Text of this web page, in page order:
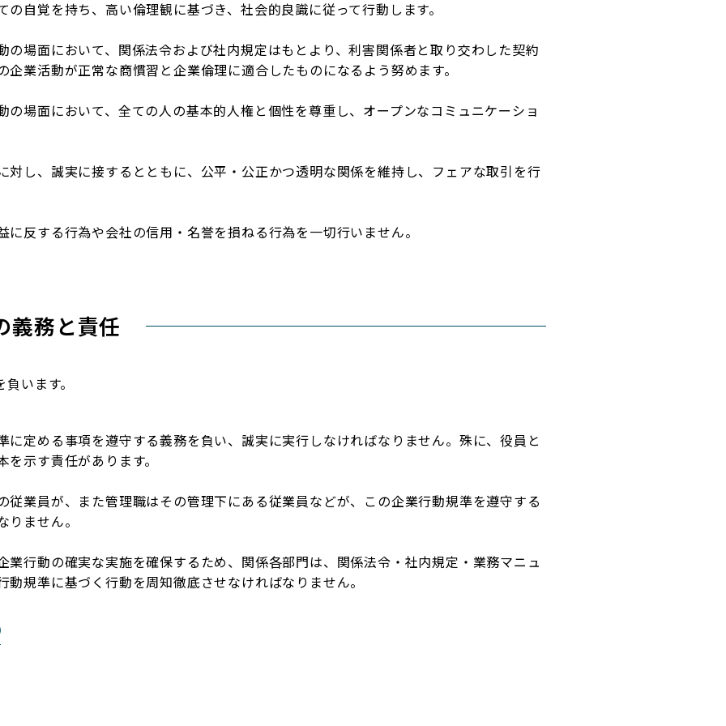
自覚を持ち、高い倫理観に基づき、社会的良識に従って行動します。
の場面において、関係法令および社内規定はもとより、利害関係者と取り交わした契約
業活動が正常な商慣習と企業倫理に適合したものになるよう努めます。
の場面において、全ての人の基本的人権と個性を尊重し、オープンなコミュニケーショ
対し、誠実に接するとともに、公平・公正かつ透明な関係を維持し、フェアな取引を行
に反する行為や会社の信用・名誉を損ねる行為を一切行いません。
義務と責任
います。
に定める事項を遵守する義務を負い、誠実に実行しなければなりません。殊に、役員と
示す責任があります。
従業員が、また管理職はその管理下にある従業員などが、この企業行動規準を遵守する
ません。
業行動の確実な実施を確保するため、関係各部門は、関係法令・社内規定・業務マニュ
規準に基づく行動を周知徹底させなければなりません。